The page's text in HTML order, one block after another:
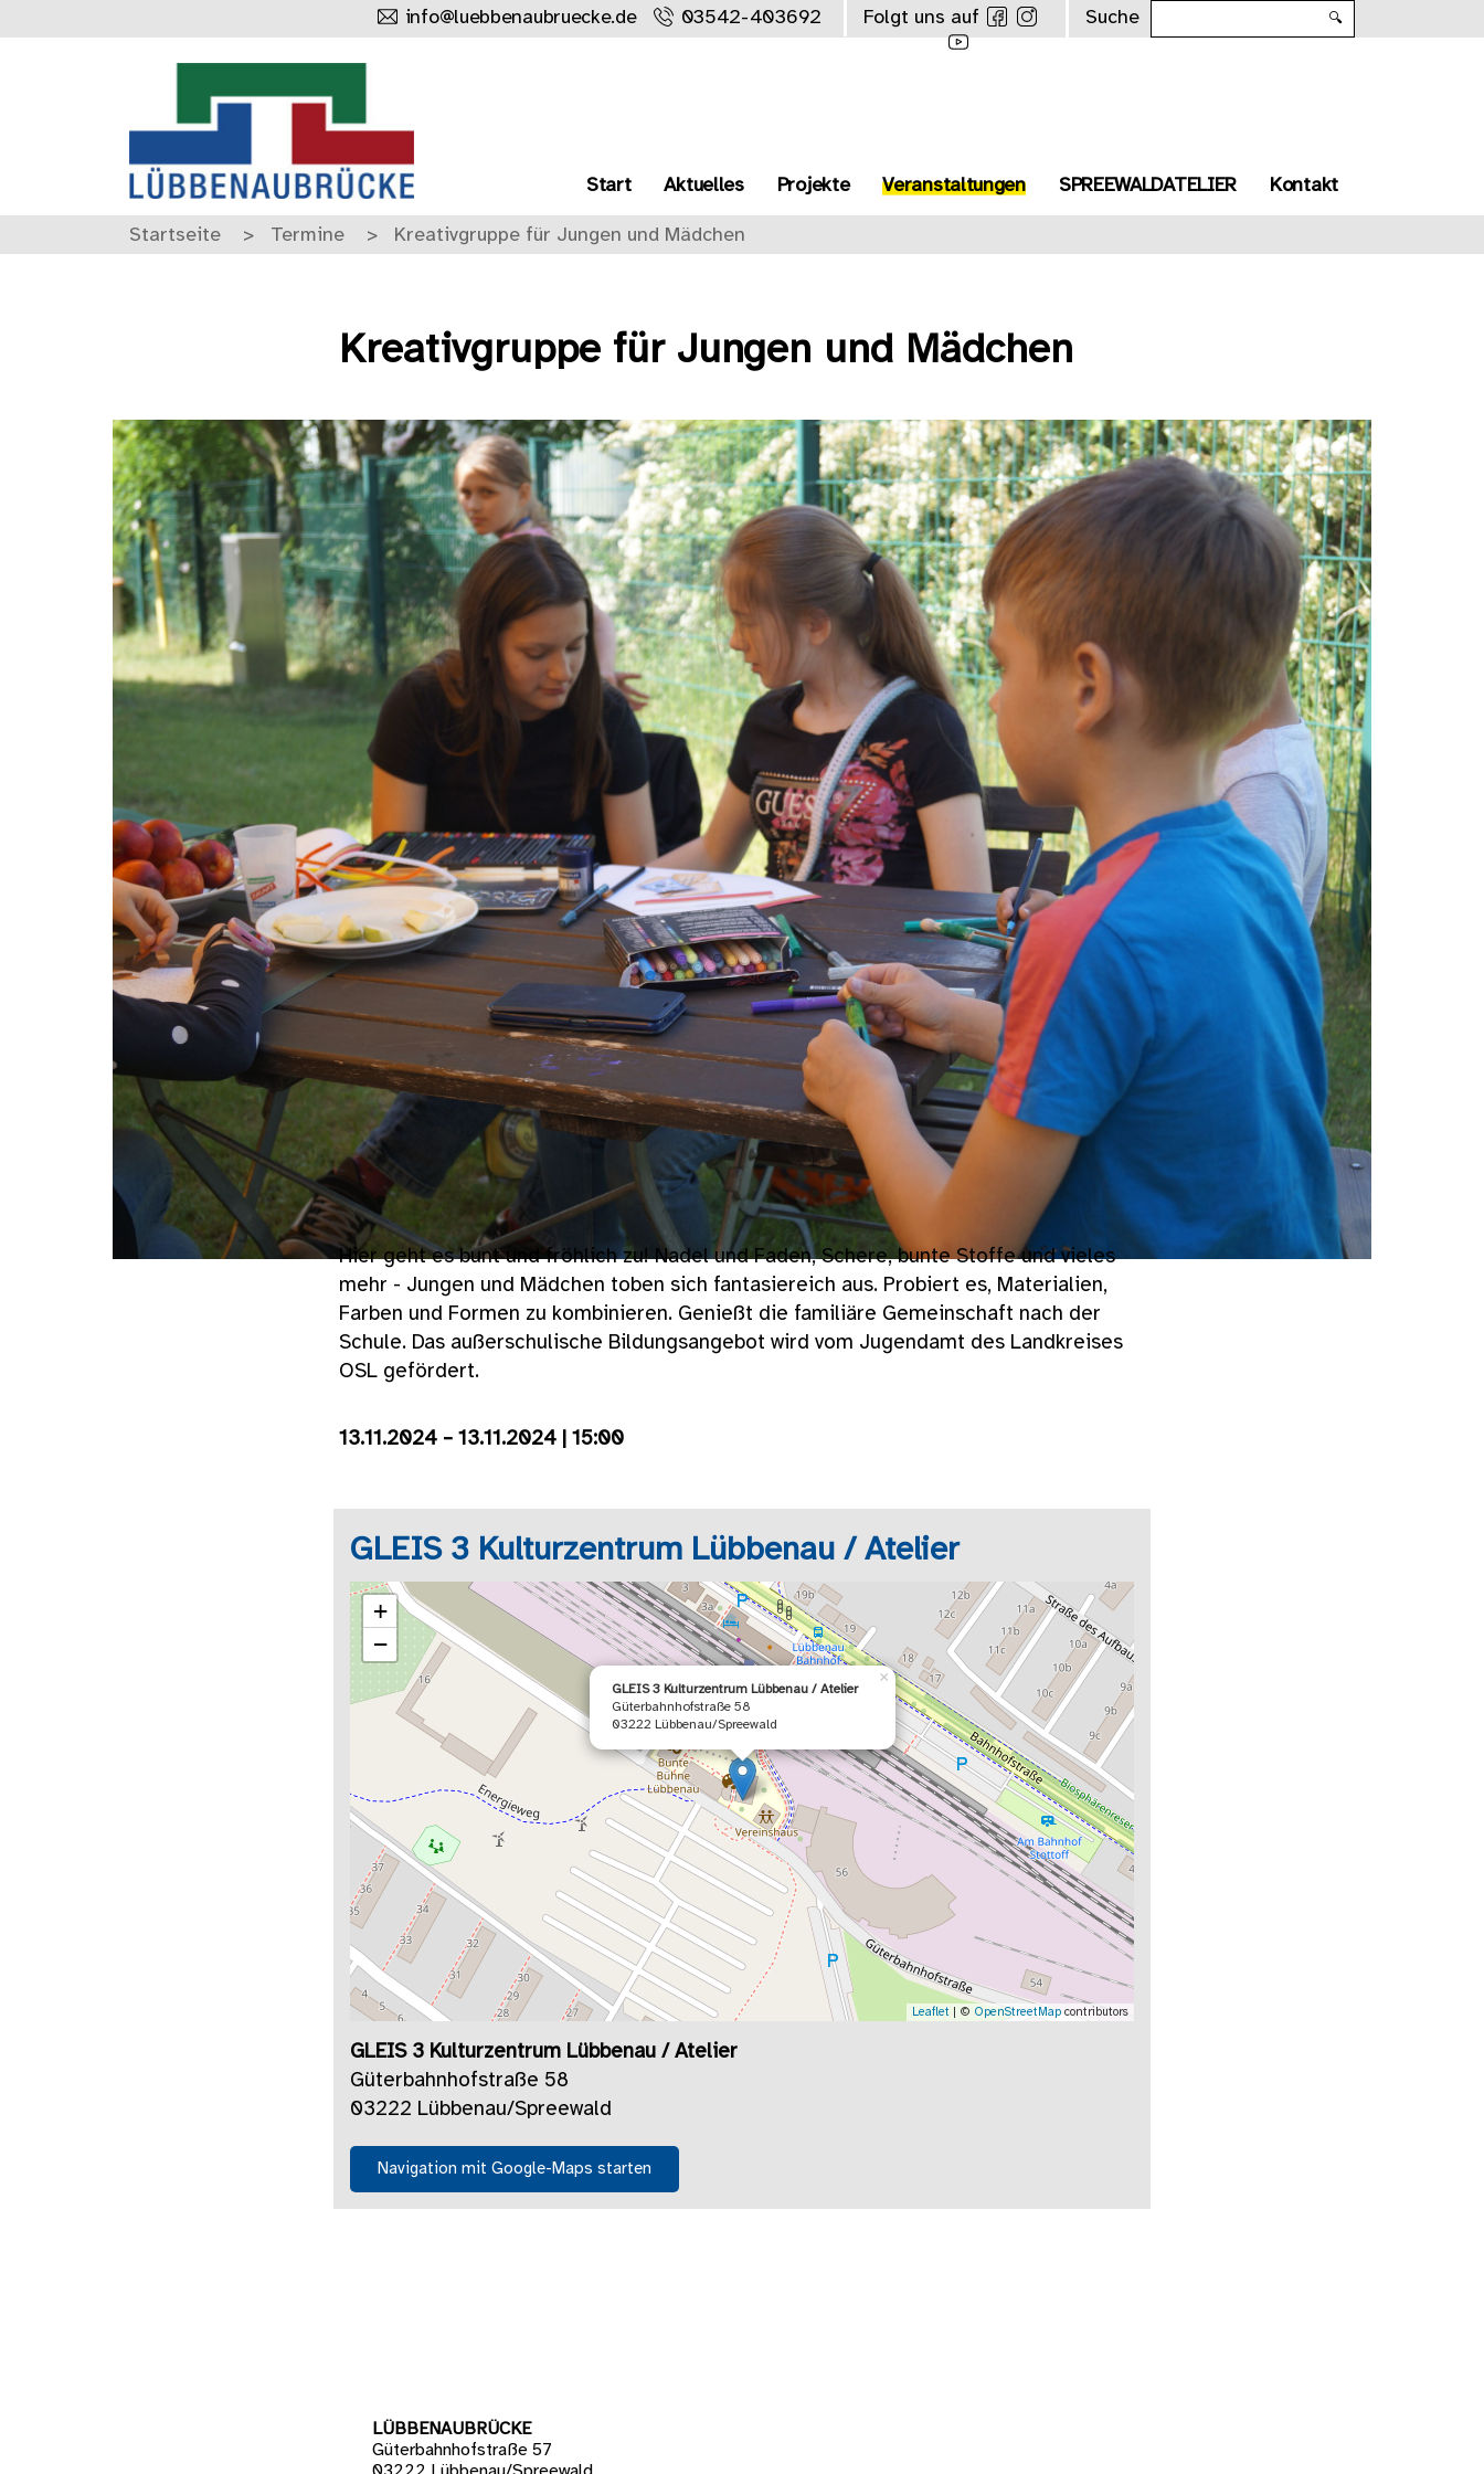
info@luebbenaubruecke.de 03542-403692 Folgt uns auf Suche 🔍
Start Aktuelles Projekte Veranstaltungen SPREEWALDATELIER Kontakt
Startseite Termine Kreativgruppe für Jungen und Mädchen
Kreativgruppe für Jungen und Mädchen
Hier geht es bunt und fröhlich zu! Nadel und Faden, Schere, bunte Stoffe und vieles
mehr - Jungen und Mädchen toben sich fantasiereich aus. Probiert es, Materialien,
Farben und Formen zu kombinieren. Genießt die familiäre Gemeinschaft nach der
Schule. Das außerschulische Bildungsangebot wird vom Jugendamt des Landkreises
OSL gefördert.
13.11.2024 – 13.11.2024 | 15:00
GLEIS 3 Kulturzentrum Lübbenau / Atelier
GLEIS 3 Kulturzentrum Lübbenau / Atelier
Güterbahnhofstraße 58
03222 Lübbenau/Spreewald
×
+
−
Leaflet | © OpenStreetMap contributors
GLEIS 3 Kulturzentrum Lübbenau / Atelier
Güterbahnhofstraße 58
03222 Lübbenau/Spreewald
Navigation mit Google-Maps starten
LÜBBENAUBRÜCKE
Güterbahnhofstraße 57